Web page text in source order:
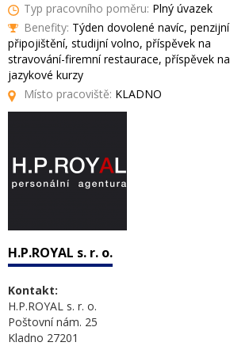
Typ pracovního poměru: Plný úvazek
Benefity: Týden dovolené navíc, penzijní
připojištění, studijní volno, příspěvek na
stravování-firemní restaurace, příspěvek na
jazykové kurzy
Místo pracoviště: KLADNO
H.P.ROYAL s. r. o.
Kontakt:
H.P.ROYAL s. r. o.
Poštovní nám. 25
Kladno 27201